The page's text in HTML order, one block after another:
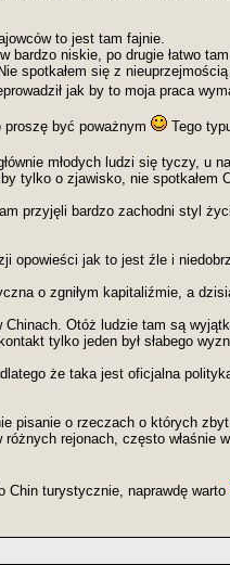
to jest tam fajnie.
bardzo niskie, po drugie łatwo
spotkałem się z
jak by to moja praca
być poważnym
Tego
młodych ludzi się tyczy, u
tylko o zjawisko, nie spotkałem
przyjęli bardzo zachodni styl
opowieści jak to jest źle i
o zgniłym kapitaliźmie, a
Otóż ludzie tam są
tylko jeden był słabego
że taka jest oficjalna
pisanie o rzeczach o których
różnych rejonach, często właśnie
Chin turystycznie, naprawdę warto